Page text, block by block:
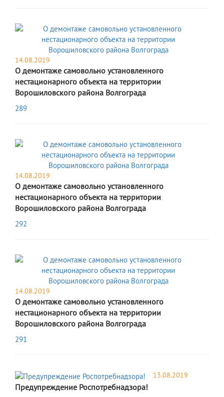
14.08.2019
О демонтаже самовольно установленного
нестационарного объекта на территории
Ворошиловского района Волгограда
289
14.08.2019
О демонтаже самовольно установленного
нестационарного объекта на территории
Ворошиловского района Волгограда
292
14.08.2019
О демонтаже самовольно установленного
нестационарного объекта на территории
Ворошиловского района Волгограда
291
13.08.2019
Предупреждение Роспотребнадзора!